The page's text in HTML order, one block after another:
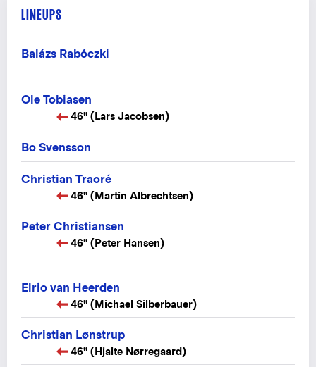
LINEUPS
Balázs Rabóczki
Ole Tobiasen
46" (Lars Jacobsen)
Bo Svensson
Christian Traoré
46" (Martin Albrechtsen)
Peter Christiansen
46" (Peter Hansen)
Elrio van Heerden
46" (Michael Silberbauer)
Christian Lønstrup
46" (Hjalte Nørregaard)